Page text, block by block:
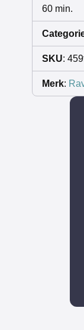
60 min.
SKU:
Merk: